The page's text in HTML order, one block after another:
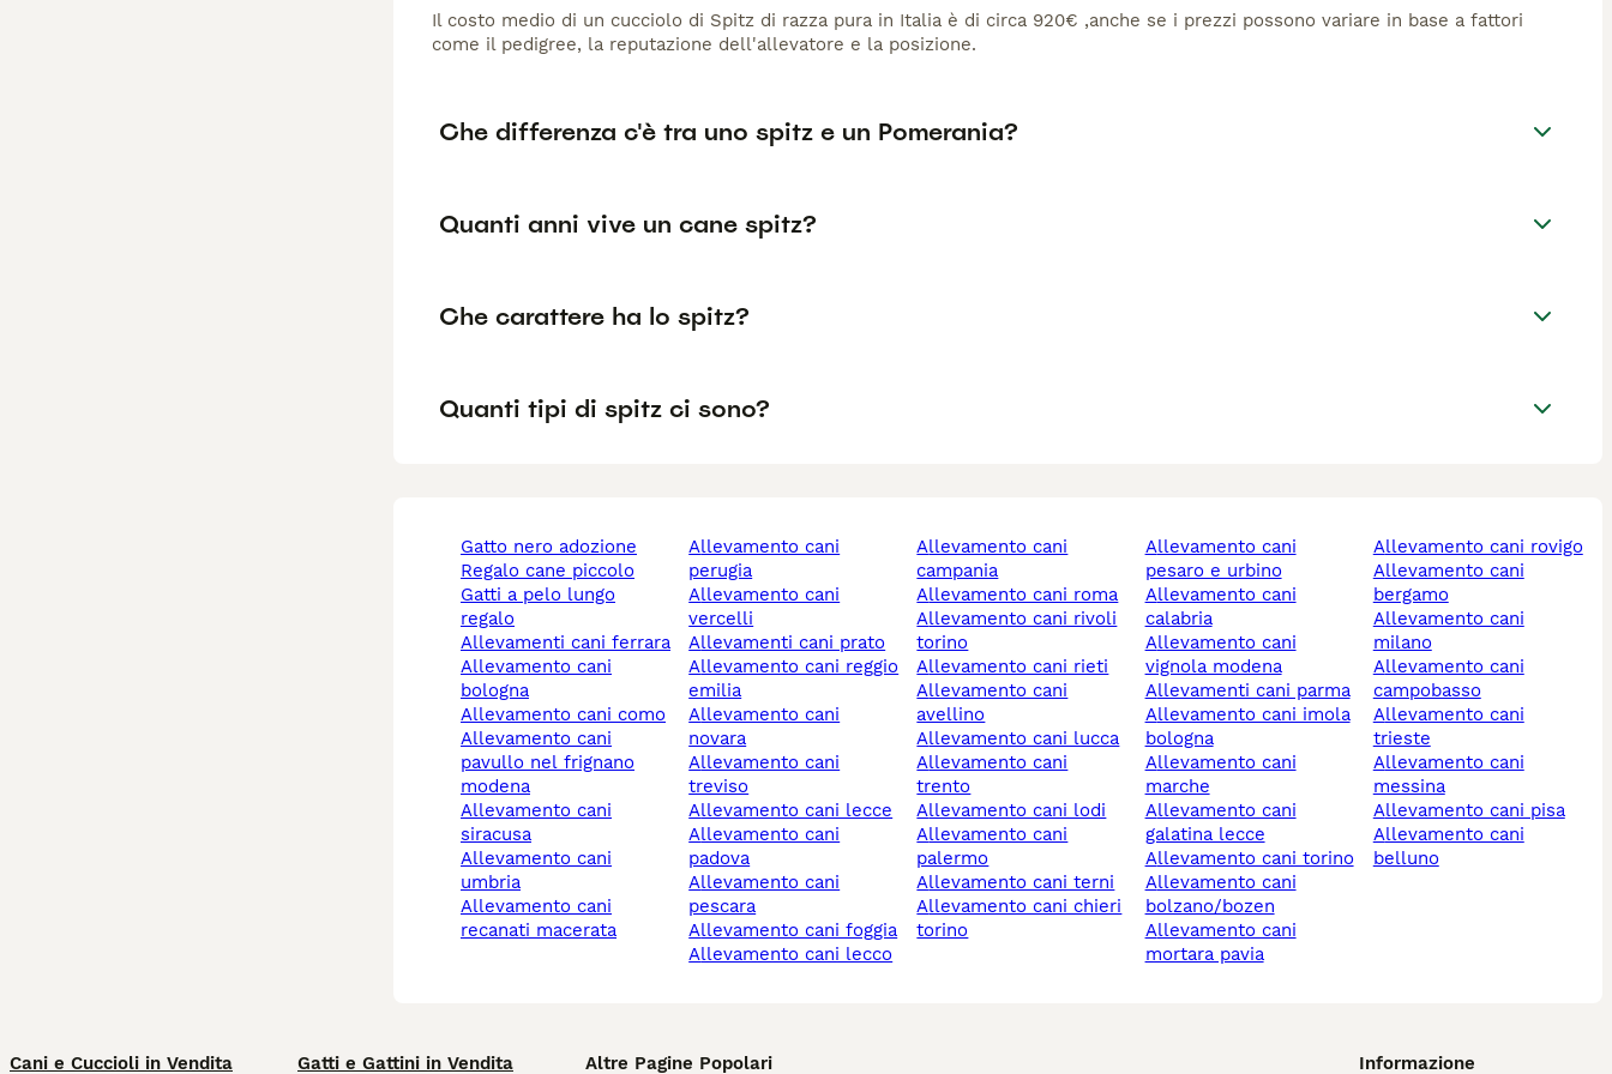
Il costo medio di un cucciolo di Spitz di razza pura in Italia è di circa 920€ ,anche se i prezzi possono variare in base a fattori
come il pedigree, la reputazione dell'allevatore e la posizione.
Che differenza c'è tra uno spitz e un Pomerania?
Quanti anni vive un cane spitz?
Che carattere ha lo spitz?
Quanti tipi di spitz ci sono?
gatto nero adozione
regalo cane piccolo
gatti a pelo lungo
regalo
allevamenti cani ferrara
allevamento cani
bologna
allevamento cani como
allevamento cani
pavullo nel frignano
modena
allevamento cani
siracusa
allevamento cani
umbria
allevamento cani
recanati macerata
allevamento cani
perugia
allevamento cani
vercelli
allevamenti cani prato
allevamento cani reggio
emilia
allevamento cani
novara
allevamento cani
treviso
allevamento cani lecce
allevamento cani
padova
allevamento cani
pescara
allevamento cani foggia
allevamento cani lecco
allevamento cani
campania
allevamento cani roma
allevamento cani rivoli
torino
allevamento cani rieti
allevamento cani
avellino
allevamento cani lucca
allevamento cani
trento
allevamento cani lodi
allevamento cani
palermo
allevamento cani terni
allevamento cani chieri
torino
allevamento cani
pesaro e urbino
allevamento cani
calabria
allevamento cani
vignola modena
allevamenti cani parma
allevamento cani imola
bologna
allevamento cani
marche
allevamento cani
galatina lecce
allevamento cani torino
allevamento cani
bolzano/bozen
allevamento cani
mortara pavia
allevamento cani rovigo
allevamento cani
bergamo
allevamento cani
milano
allevamento cani
campobasso
allevamento cani
trieste
allevamento cani
messina
allevamento cani pisa
allevamento cani
belluno
Cani e Cuccioli in Vendita Gatti e Gattini in Vendita Altre Pagine Popolari Informazione